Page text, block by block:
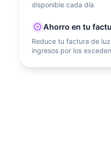
disponible cada día
Ahorro en tu
Reduce tu factura de
ingresos por los